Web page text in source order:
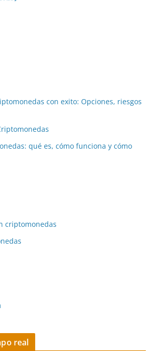
con exito: Opciones, riesgos
qué es, cómo funciona y cómo
criptomonedas
real